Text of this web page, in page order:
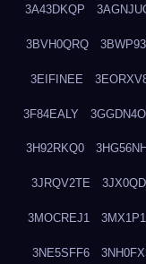
3A43DKQP
3BVH0QRQ
3EIFINEE
3F84EALY
3H92RKQ0
3JRQV2TE
3MOCREJ1
3NE5SFF6